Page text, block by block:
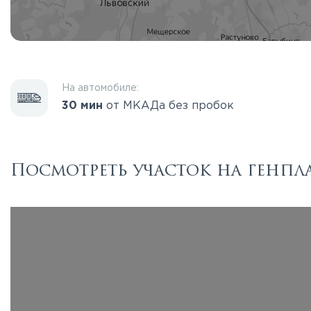
На автомобиле:
30 мин от МКАДа без пробок
Посмотреть участок на